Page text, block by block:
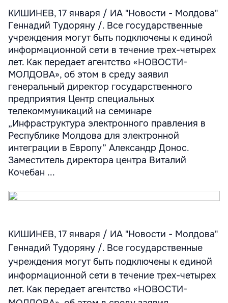
КИШИНЕВ, 17 января / ИА "Новости - Молдова"
Геннадий Тудоряну /. Все государственные
учреждения могут быть подключены к единой
информационной сети в течение трех-четырех
лет. Как передает агентство «НОВОСТИ-
МОЛДОВА», об этом в среду заявил
генеральный директор государственного
предприятия Центр специальных
телекоммуникаций на семинаре
„Инфраструктура электронного правления в
Республике Молдова для электронной
интеграции в Европу” Александр Донос.
Заместитель директора центра Виталий
Кочебан ...
КИШИНЕВ, 17 января / ИА "Новости - Молдова"
Геннадий Тудоряну /. Все государственные
учреждения могут быть подключены к единой
информационной сети в течение трех-четырех
лет. Как передает агентство «НОВОСТИ-